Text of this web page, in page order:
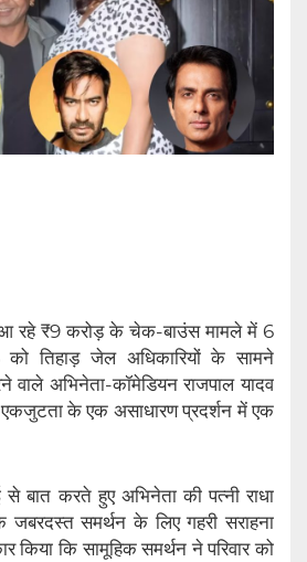
रहे ₹9 करोड़ के चेक-बाउंस मामले में 6
को तिहाड़ जेल अधिकारियों के सामने
वाले अभिनेता-कॉमेडियन राजपाल यादव
एकजुटता के एक असाधारण प्रदर्शन में एक
से बात करते हुए अभिनेता की पत्नी राधा
जबरदस्त समर्थन के लिए गहरी सराहना
किया कि सामूहिक समर्थन ने परिवार को